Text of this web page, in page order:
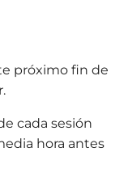
próximo fin de
cada sesión
hora antes